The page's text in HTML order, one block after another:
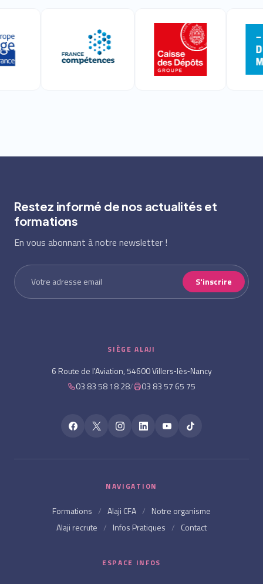
Restez informé de nos actualités et
formations
En vous abonnant à notre newsletter !
S'inscrire
SIÈGE ALAJI
6 Route de l'Aviation, 54600 Villers‑lès‑Nancy
03 83 58 18 28/ 03 83 57 65 75
NAVIGATION
Formations / Alaji CFA / Notre organisme
Alaji recrute / Infos Pratiques / Contact
ESPACE INFOS